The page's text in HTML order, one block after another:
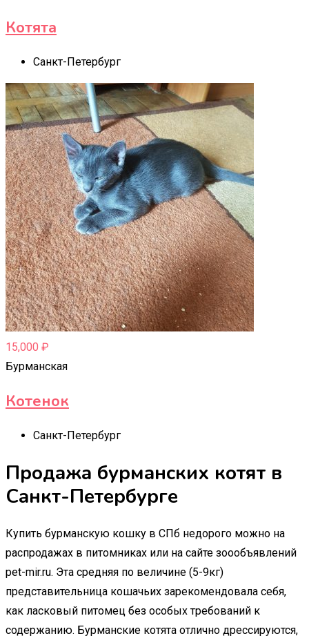
Котята
Санкт-Петербург
15,000 ₽
Бурманская
Котенок
Санкт-Петербург
Продажа бурманских котят в
Санкт-Петербурге
Купить бурманскую кошку в СПб недорого можно на
распродажах в питомниках или на сайте зоообъявлений
pet-mir.ru. Эта средняя по величине (5-9кг)
представительница кошачьих зарекомендовала себя,
как ласковый питомец без особых требований к
содержанию. Бурманские котята отлично дрессируются,